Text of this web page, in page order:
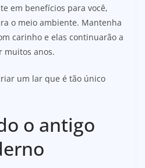
em benefícios para você,
o meio ambiente. Mantenha
carinho e elas continuarão a
muitos anos.
um lar que é tão único
o antigo